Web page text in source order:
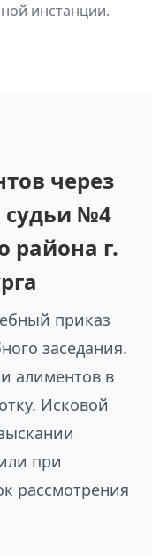
инстанции.
через
судьи №4
района г.
приказ
заседания.
алиментов в
Исковой
при
рассмотрения